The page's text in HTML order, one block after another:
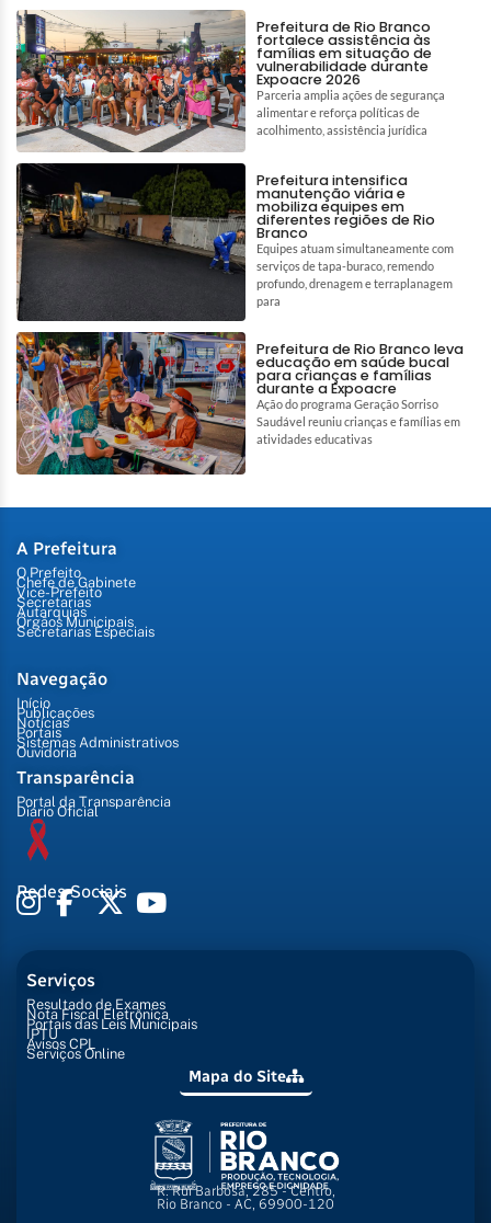
Prefeitura de Rio Branco
fortalece assistência às
famílias em situação de
vulnerabilidade durante
Expoacre 2026
Parceria amplia ações de segurança
alimentar e reforça políticas de
acolhimento, assistência jurídica
Prefeitura intensifica
manutenção viária e
mobiliza equipes em
diferentes regiões de Rio
Branco
Equipes atuam simultaneamente com
serviços de tapa-buraco, remendo
profundo, drenagem e terraplanagem
para
Prefeitura de Rio Branco leva
educação em saúde bucal
para crianças e famílias
durante a Expoacre
Ação do programa Geração Sorriso
Saudável reuniu crianças e famílias em
atividades educativas
A Prefeitura
O Prefeito
Chefe de Gabinete
Vice-Prefeito
Secretarias
Autarquias
Órgãos Municipais
Secretarias Especiais
Navegação
Início
Publicações
Notícias
Portais
Sistemas Administrativos
Ouvidoria
Transparência
Portal da Transparência
Diário Oficial
Redes Sociais
Serviços
Resultado de Exames
Nota Fiscal Eletrônica
Portais das Leis Municipais
IPTU
Avisos CPL
Serviços Online
Mapa do Site
R. Rui Barbosa, 285 - Centro,
Rio Branco - AC, 69900-120